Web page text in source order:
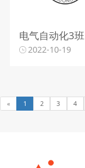
电气自动化3班
2022-10-19
« 1 2 3 4